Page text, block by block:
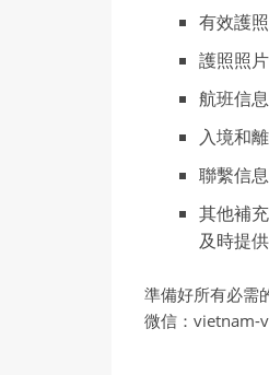
有效護
護照照
航班信
入境和
聯繫信
其他補
及時提
準備好所有必需
微信：vietnam-